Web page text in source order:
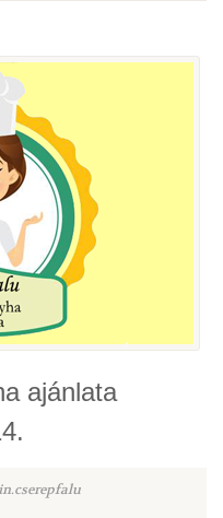
ajánlata